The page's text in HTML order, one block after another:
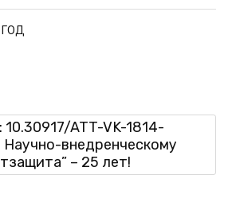
ГОД
10.30917/ATT-VK-1814-
внедренческому
– 25 лет!